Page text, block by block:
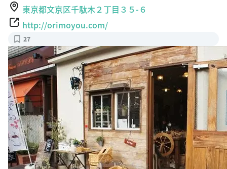
東京都文京区千駄木２丁目３５-６
http://orimoyou.com/
27